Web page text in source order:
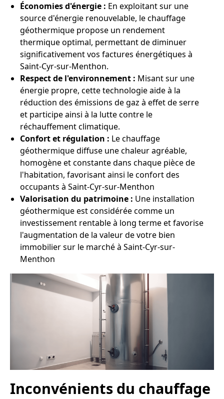
Économies d'énergie : En exploitant sur une
source d'énergie renouvelable, le chauffage
géothermique propose un rendement
thermique optimal, permettant de diminuer
significativement vos factures énergétiques à
Saint-Cyr-sur-Menthon.
Respect de l'environnement : Misant sur une
énergie propre, cette technologie aide à la
réduction des émissions de gaz à effet de serre
et participe ainsi à la lutte contre le
réchauffement climatique.
Confort et régulation : Le chauffage
géothermique diffuse une chaleur agréable,
homogène et constante dans chaque pièce de
l'habitation, favorisant ainsi le confort des
occupants à Saint-Cyr-sur-Menthon
Valorisation du patrimoine : Une installation
géothermique est considérée comme un
investissement rentable à long terme et favorise
l'augmentation de la valeur de votre bien
immobilier sur le marché à Saint-Cyr-sur-
Menthon
Inconvénients du chauffage